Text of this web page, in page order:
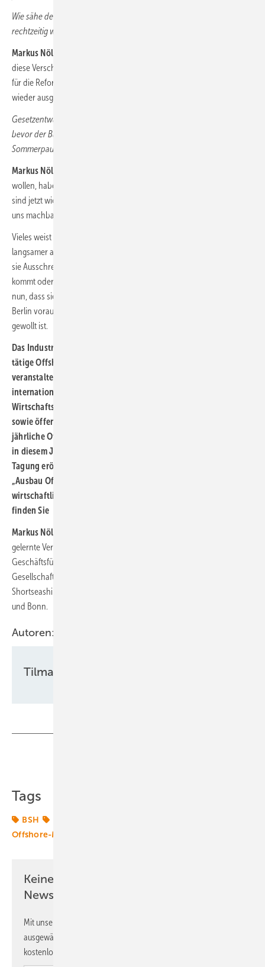
Wie sähe denn der Gesetzgebungsfahrplan aus, damit die Reformen
rechtzeitig wirken?
Markus Nölke:
diese Verschiebung erst noch verabschieden. Der weitere Fahrplan
für die Reformen der Gesetze müsste es so takten, dass im Herbst
wieder ausgeschrieben wird.
Gesetzentwürfe könnte das Kabinett aber doch schon vorlegen,
bevor der Bundestag den Fahrplan ändert, damit er vor der
Sommerpause noch abstimmen kann?
Markus Nölke:
wollen, haben Ausschreibungsregeln geändert und umgesetzt und
sind jetzt wieder erfolgreich in der Spur. Das ist wohl alles auch bei
uns machbar.
Vieles weist darauf hin, dass ein Ausbremsen gewollt ist. Da wird
langsamer als vorher dran gearbeitet – und schon die Diskussion, ob
sie Ausschreibungen verschieben oder nicht, ob das Gesetz jetzt
kommt oder noch nicht, ist ein gewolltes Signal. Die Investoren sagen
nun, dass sie sich anderweitig umschauen, eine Reaktion, die sie in
Berlin voraussehen. Nochmals: Wir haben das Gefühl, dass das so
gewollt ist.
Das Industrienetzwerk WAB in Bremerhaven für in Deutschland
tätige Offshore-Windkraft- und Wasserstoffunternehmen
veranstaltet in Kooperation mit 23 nationalen und
internationalen europäischen Verbänden,
Wirtschaftsnetzwerken, staatlichen oder kommunalen Stellen
sowie öffentlichen Förderorganisationen und Hochschulen die
jährliche Offshore-Windenergie-Konferenz Windforce. Sie findet
in diesem Jahr am 18. und 19. März in Bremerhaven statt. Die
Tagung eröffnet dieses Mal mit einer Podiumsdiskussion zu
„Ausbau Offshore-Wind zwischen politischen Wünschen und
wirtschaftlicher Realität“. Mehr Informationen zum Programm
finden Sie
Markus Nölke
gelernte Verkehrsbetriebswirt war davor knapp 14 Jahre lang
Geschäftsführer des in privat-öffentlicher Partnerschaft geführten
Gesellschaft zur Förderung der Kurzseeverkehrs SPC
Shortseashipping Inland Waterway Promotion Center in Hamburg
und Bonn.
Autoren:
Tilman Weber
Tags
BSH
Offshore-Markt
Keine Zeit? Kein Problem mit dem ERE
Newsletter!
Mit unserem Newsletter erhalten Sie regelmäßig von uns
ausgewählte Informationen und Neuigkeiten, gebündelt und
kostenlos direkt ins Postfach.